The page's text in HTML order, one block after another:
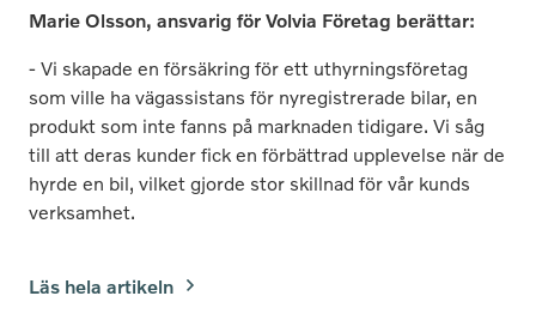
Marie Olsson, ansvarig för Volvia Företag berättar:
- Vi skapade en försäkring för ett uthyrningsföretag
som ville ha vägassistans för nyregistrerade bilar, en
produkt som inte fanns på marknaden tidigare. Vi såg
till att deras kunder fick en förbättrad upplevelse när de
hyrde en bil, vilket gjorde stor skillnad för vår kunds
verksamhet.
Läs hela artikeln